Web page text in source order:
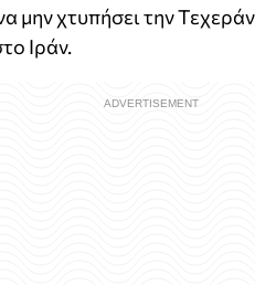
μην χτυπήσει την
Ιράν.